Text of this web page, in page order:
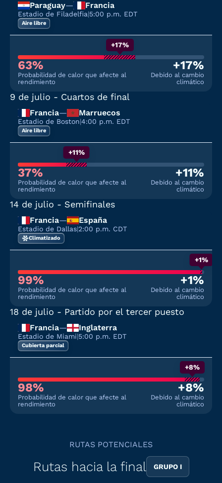
Paraguay— Francia
Estadio de Filadelfia|5:00 p.m. EDT
Aire libre
+17%
63%
Probabilidad de calor que afecte al
rendimiento
+17%
Debido al cambio
climático
9 de julio - Cuartos de final
Francia— Marruecos
Estadio de Boston|4:00 p.m. EDT
Aire libre
+11%
37%
Probabilidad de calor que afecte al
rendimiento
+11%
Debido al cambio
climático
14 de julio - Semifinales
Francia— España
Estadio de Dallas|2:00 p.m. CDT
Climatizado
+1%
99%
Probabilidad de calor que afecte al
rendimiento
+1%
Debido al cambio
climático
18 de julio - Partido por el tercer puesto
Francia— Inglaterra
Estadio de Miami|5:00 p.m. EDT
Cubierta parcial
+8%
98%
Probabilidad de calor que afecte al
rendimiento
+8%
Debido al cambio
climático
RUTAS POTENCIALES
Rutas hacia la final GRUPO I